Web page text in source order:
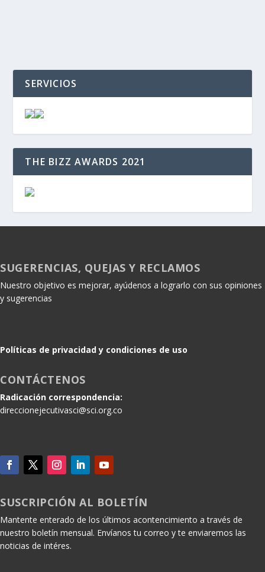
SERVICIOS
THE BIZZ AWARDS 2021
SUGERENCIAS, QUEJAS Y RECLAMOS
Nuestro objetivo es mejorar, ayúdenos a lograrlo con sus opiniones
y sugerencias
Políticas de privacidad y condiciones de uso
CONTÁCTENOS
Radicación correspondencia:
direccionejecutivasci@sci.org.co
SUSCRIPCIÓN AL BOLETÍN
Mantente enterado de los últimos acontencimiento a través de
nuestro boletín mensual. Envíanos tu correo y te enviaremos las
noticias de intéres.